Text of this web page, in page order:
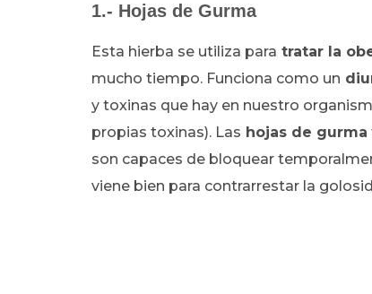
1.- Hojas de Gurma
Esta hierba se utiliza para tratar la
mucho tiempo. Funciona como un
y toxinas que hay en nuestro
propias toxinas). Las hojas de gurma
son capaces de bloquear
viene bien para contrarrestar la